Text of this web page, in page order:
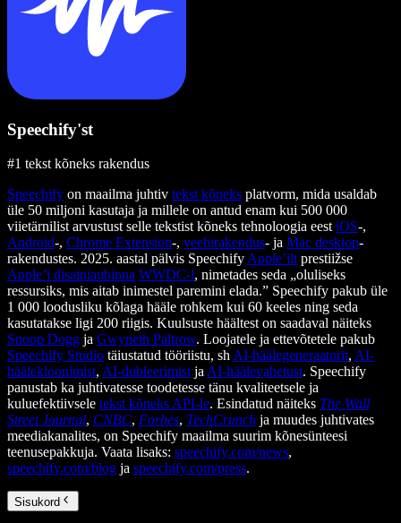
Speechify'st
#1 tekst kõneks rakendus
Speechify on maailma juhtiv tekst kõneks platvorm, mida usaldab
üle 50 miljoni kasutaja ja millele on antud enam kui 500 000
viietärnilist arvustust selle tekstist kõneks tehnoloogia eest iOS-,
Android-, Chrome Extension-, veebirakendus- ja Mac desktop-
rakendustes. 2025. aastal pälvis Speechify Apple’ilt prestiižse
Apple’i disainiauhinna WWDC-l, nimetades seda „oluliseks
ressursiks, mis aitab inimestel paremini elada.” Speechify pakub üle
1 000 loodusliku kõlaga hääle rohkem kui 60 keeles ning seda
kasutatakse ligi 200 riigis. Kuulsuste häältest on saadaval näiteks
Snoop Dogg ja Gwyneth Paltrow. Loojatele ja ettevõtetele pakub
Speechify Studio täiustatud tööriistu, sh AI-häälegeneraatorit, AI-
häälekloonimist, AI-dubleerimist ja AI-häälevahetust. Speechify
panustab ka juhtivatesse toodetesse tänu kvaliteetsele ja
kuluefektiivsele tekst kõneks API-le. Esindatud näiteks The Wall
Street Journal, CNBC, Forbes, TechCrunch ja muudes juhtivates
meediakanalites, on Speechify maailma suurim kõnesünteesi
teenusepakkuja. Vaata lisaks: speechify.com/news,
speechify.com/blog ja speechify.com/press.
Sisukord